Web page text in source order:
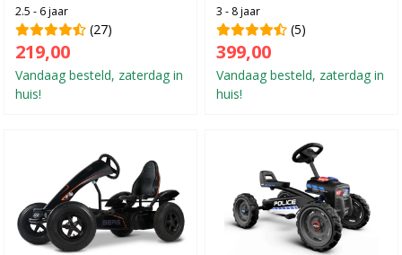
2.5 - 6 jaar
(27)
219,00
Vandaag besteld, zaterdag in
huis!
3 - 8 jaar
(5)
399,00
Vandaag besteld, zaterdag in
huis!